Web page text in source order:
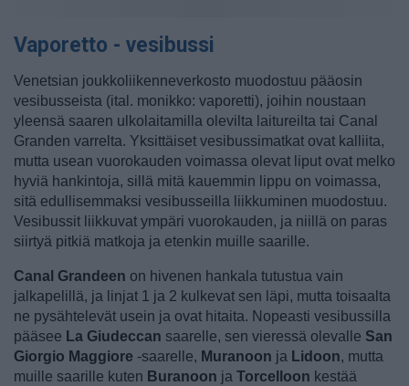
Vaporetto - vesibussi
Venetsian joukkoliikenneverkosto muodostuu pääosin
vesibusseista (ital. monikko: vaporetti), joihin noustaan
yleensä saaren ulkolaitamilla olevilta laitureilta tai Canal
Granden varrelta. Yksittäiset vesibussimatkat ovat kalliita,
mutta usean vuorokauden voimassa olevat liput ovat melko
hyviä hankintoja, sillä mitä kauemmin lippu on voimassa,
sitä edullisemmaksi vesibusseilla liikkuminen muodostuu.
Vesibussit liikkuvat ympäri vuorokauden, ja niillä on paras
siirtyä pitkiä matkoja ja etenkin muille saarille.
Canal Grandeen on hivenen hankala tutustua vain
jalkapelillä, ja linjat 1 ja 2 kulkevat sen läpi, mutta toisaalta
ne pysähtelevät usein ja ovat hitaita. Nopeasti vesibussilla
pääsee La Giudeccan saarelle, sen vieressä olevalle San
Giorgio Maggiore -saarelle, Muranoon ja Lidoon, mutta
muille saarille kuten Buranoon ja Torcelloon kestää